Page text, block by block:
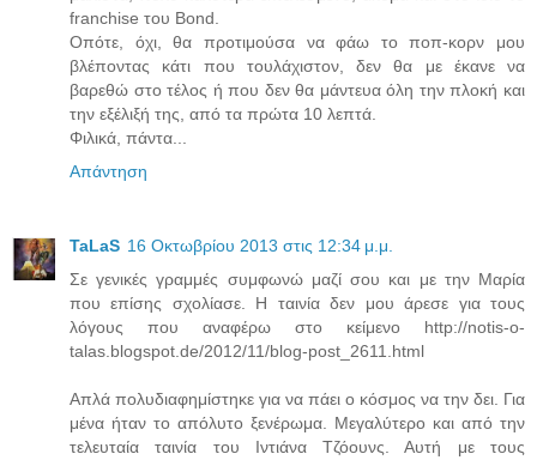
franchise του Bond.
Οπότε, όχι, θα προτιμούσα να φάω το ποπ-κορν μου
βλέποντας κάτι που τουλάχιστον, δεν θα με έκανε να
βαρεθώ στο τέλος ή που δεν θα μάντευα όλη την πλοκή και
την εξέλιξή της, από τα πρώτα 10 λεπτά.
Φιλικά, πάντα...
Απάντηση
TaLaS 16 Οκτωβρίου 2013 στις 12:34 μ.μ.
Σε γενικές γραμμές συμφωνώ μαζί σου και με την Μαρία
που επίσης σχολίασε. Η ταινία δεν μου άρεσε για τους
λόγους που αναφέρω στο κείμενο http://notis-o-
talas.blogspot.de/2012/11/blog-post_2611.html
Απλά πολυδιαφημίστηκε για να πάει ο κόσμος να την δει. Για
μένα ήταν το απόλυτο ξενέρωμα. Μεγαλύτερο και από την
τελευταία ταινία του Ιντιάνα Τζόουνς. Αυτή με τους